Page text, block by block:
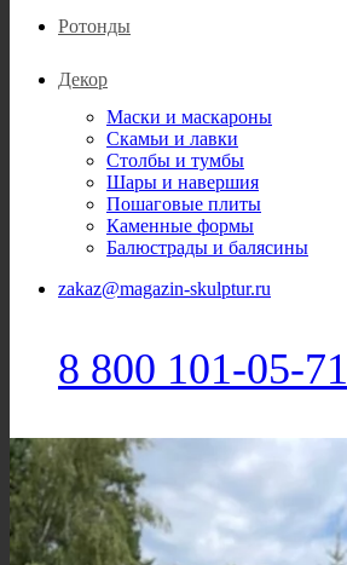
Ротонды
Декор
Маски и маскароны
Скамьи и лавки
Столбы и тумбы
Шары и навершия
Пошаговые плиты
Каменные формы
Балюстрады и балясины
zakaz@magazin-skulptur.ru
8 800 101-05-71